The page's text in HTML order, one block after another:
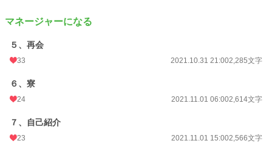
24h.ポイント 42 pt
更新日時
初回公開日時
週間ポイント
月間ポイント 1,021 pt (23,851 位)
マネージャーになる
５、再会
33 2021.10.31 21:002,285文字
６、寮
24 2021.11.01 06:002,614文字
７、自己紹介
23 2021.11.01 15:002,566文字